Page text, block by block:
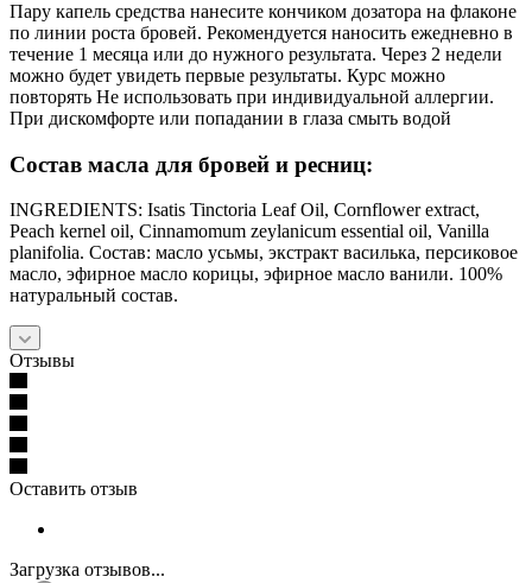
Пару капель средства нанесите кончиком дозатора на флаконе
по линии роста бровей. Рекомендуется наносить ежедневно в
течение 1 месяца или до нужного результата. Через 2 недели
можно будет увидеть первые результаты. Курс можно
повторять Не использовать при индивидуальной аллергии.
При дискомфорте или попадании в глаза смыть водой
Состав масла для бровей и ресниц:
INGREDIENTS: Isatis Tinctoria Leaf Oil, Cornflower extract,
Peach kernel oil, Cinnamomum zeylanicum essential oil, Vanilla
planifolia. Состав: масло усьмы, экстракт василька, персиковое
масло, эфирное масло корицы, эфирное масло ванили. 100%
натуральный состав.
Отзывы
Оставить отзыв
Загрузка отзывов...